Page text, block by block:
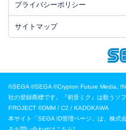
プライバシーポリシー
サイトマップ
©SEGA ©SEGA ©Crypton Future Media,
社の登録商標です。『初音ミク』は歌うソフ
PROJECT ©DMM / C2 / KADOKAWA
本サイト「SEGA ID管理ページ」は、株式